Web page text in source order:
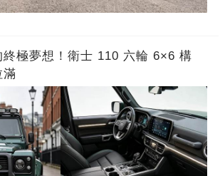
終極夢想！衛士 110 六輪 6×6 構
滿